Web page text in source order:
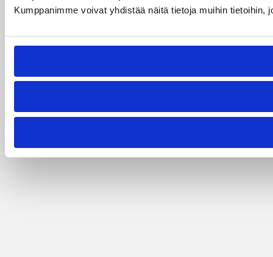
Kumppanimme voivat yhdistää näitä tietoja muihin tietoihin,